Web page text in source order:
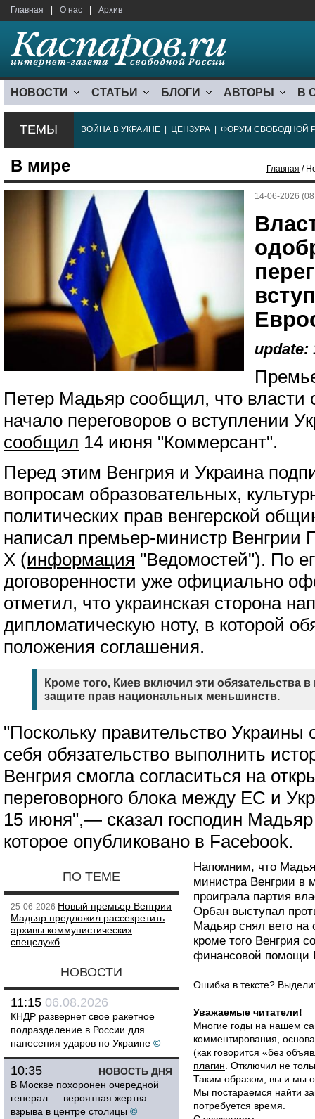
Главная О нас Архив
НОВОСТИ СТАТЬИ БЛОГИ АВТОРЫ В
ТЕМЫ ВОЙНА В УКРАИНЕ ЦЕНЗУРА ФОРУМ СВОБОДНОЙ
В мире Главная /
14-06-2026
update:
Петер Мадьяр сообщил, что власти
начало переговоров о вступлении
сообщил 14 июня "Коммерсант".
Перед этим Венгрия и Украина
вопросам образовательных,
политических прав венгерской
написал премьер-министр Венгрии
Х (информация "Ведомостей"). По
договоренности уже официально
отметил, что украинская сторона
дипломатическую ноту, в которой
положения соглашения.
Кроме того, Киев включил эти обязательства
защите прав национальных меньшинств.
"Поскольку правительство
себя обязательство выполнить
Венгрия смогла согласиться на
переговорного блока между ЕС и
15 июня",— сказал господин
которое опубликовано в Facebook.
ПО ТЕМЕ
25-06-2026 Новый премьер Венгрии
Мадьяр предложил рассекретить
архивы коммунистических
спецслужб
НОВОСТИ
11:15 06.08.2026
КНДР развернет свое ракетное
подразделение в России для
нанесения ударов по Украине ©
НОВОСТЬ ДНЯ
10:35
В Москве похоронен очередной
генерал — вероятная жертва
взрыва в центре столицы ©
Напомним, что
министра Венгрии в
проиграла партия
Орбан выступал
Мадьяр снял вето на
кроме того Венгрия
финансовой помощи
Ошибка в тексте?
Уважаемые читатели!
Многие годы на нашем
комментирования,
(как говорится «без
плагин . Отключил не
Таким образом, вы и мы
Мы постараемся найти
потребуется время.